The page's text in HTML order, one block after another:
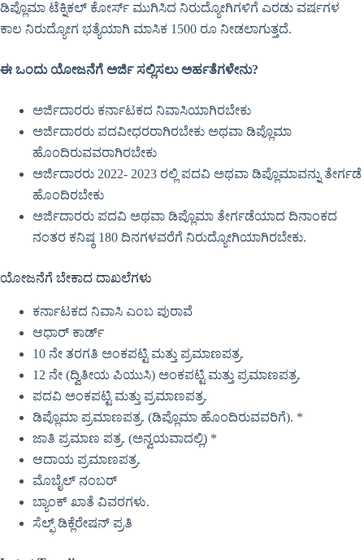
ಡಿಪ್ಲೊಮಾ ಟೆಕ್ನಿಕಲ್ ಕೋರ್ಸ್ ಮುಗಿಸಿದ ನಿರುದ್ಯೋಗಿಗಳಿಗೆ ಎರಡು ವರ್ಷಗಳ
ಕಾಲ ನಿರುದ್ಯೋಗ ಭತ್ಯೆಯಾಗಿ ಮಾಸಿಕ 1500 ರೂ ನೀಡಲಾಗುತ್ತದೆ.
ಈ ಒಂದು ಯೋಜನೆಗೆ ಅರ್ಜಿ ಸಲ್ಲಿಸಲು ಅರ್ಹತೆಗಳೇನು?
ಅರ್ಜಿದಾರರು ಕರ್ನಾಟಕದ ನಿವಾಸಿಯಾಗಿರಬೇಕು
ಅರ್ಜಿದಾರರು ಪದವೀಧರರಾಗಿರಬೇಕು ಅಥವಾ ಡಿಪ್ಲೊಮಾ
ಹೊಂದಿರುವವರಾಗಿರಬೇಕು
ಅರ್ಜಿದಾರರು 2022- 2023 ರಲ್ಲಿ ಪದವಿ ಅಥವಾ ಡಿಪ್ಲೊಮಾವನ್ನು ತೇರ್ಗಡೆ
ಹೊಂದಿರಬೇಕು
ಅರ್ಜಿದಾರರು ಪದವಿ ಅಥವಾ ಡಿಪ್ಲೊಮಾ ತೇರ್ಗಡೆಯಾದ ದಿನಾಂಕದ
ನಂತರ ಕನಿಷ್ಠ 180 ದಿನಗಳವರೆಗೆ ನಿರುದ್ಯೋಗಿಯಾಗಿರಬೇಕು.
ಯೋಜನೆಗೆ ಬೇಕಾದ ದಾಖಲೆಗಳು
ಕರ್ನಾಟಕದ ನಿವಾಸಿ ಎಂಬ ಪುರಾವೆ
ಆಧಾರ್ ಕಾರ್ಡ್
10 ನೇ ತರಗತಿ ಅಂಕಪಟ್ಟಿ ಮತ್ತು ಪ್ರಮಾಣಪತ್ರ.
12 ನೇ (ದ್ವಿತೀಯ ಪಿಯುಸಿ) ಅಂಕಪಟ್ಟಿ ಮತ್ತು ಪ್ರಮಾಣಪತ್ರ.
ಪದವಿ ಅಂಕಪಟ್ಟಿ ಮತ್ತು ಪ್ರಮಾಣಪತ್ರ.
ಡಿಪ್ಲೊಮಾ ಪ್ರಮಾಣಪತ್ರ. (ಡಿಪ್ಲೊಮಾ ಹೊಂದಿರುವವರಿಗೆ). *
ಜಾತಿ ಪ್ರಮಾಣ ಪತ್ರ. (ಅನ್ವಯವಾದಲ್ಲಿ) *
ಆದಾಯ ಪ್ರಮಾಣಪತ್ರ.
ಮೊಬೈಲ್ ನಂಬರ್
ಬ್ಯಾಂಕ್ ಖಾತೆ ವಿವರಗಳು.
ಸೆಲ್ಫ್ ಡಿಕ್ಲೆರೇಷನ್ ಪ್ರತಿ